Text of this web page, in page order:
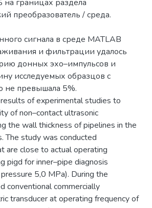
на границах раздела
преобразователь / среда.
сигнала в среде MATLAB
и фильтрации удалось
донных эхо–импульсов и
исследуемых образцов с
не превышала 5%.
of experimental studies to
of non–contact ultrasonic
the wall thickness of pipelines in the
The study was conducted
are close to actual operating
pigd for inner–pipe diagnosis
5,0 MPa). During the
conventional commercially
transducer at operating frequency of